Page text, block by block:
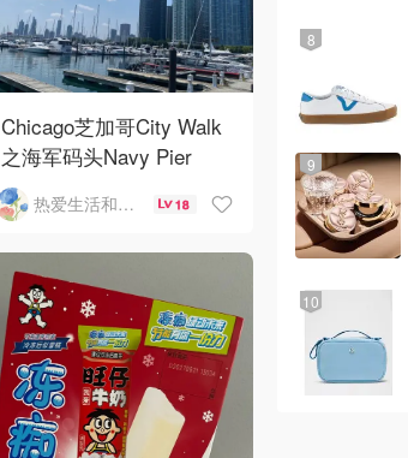
Chicago芝加哥City Walk
之海军码头Navy Pier
热爱生活和自由的轻舞飞扬 18